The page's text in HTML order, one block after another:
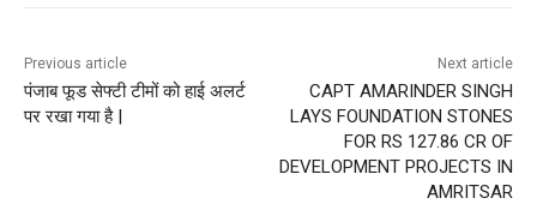
Previous article
पंजाब फूड सेफ्टी टीमों को हाई अलर्ट
पर रखा गया है |
Next article
CAPT AMARINDER SINGH
LAYS FOUNDATION STONES
FOR RS 127.86 CR OF
DEVELOPMENT PROJECTS IN
AMRITSAR